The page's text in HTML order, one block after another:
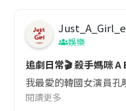
娛樂
追劇日常🎬 殺手媽咪
我最愛的韓國女演員
閱讀更多